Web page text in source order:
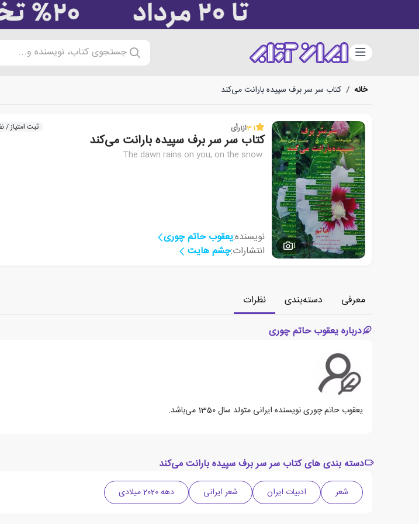
دسته‌بندی جستجوی کتاب، نویسنده و...
خانه / کتاب سر سر برف سپیده بارانت می‌کند
1
3.1از1رأی ثبت امتیاز /
کتاب سر سر برف سپیده بارانت می‌کند
The dawn rains on you, on the snow.
نویسنده:یعقوب حاتم چوری
انتشارات:چشم هایت
معرفی دسته‌بندی
نظرات
درباره یعقوب حاتم چوری
یعقوب حاتم چوری نویسنده ایرانی متولد سال 1350 می‌باشد.
دسته بندی های کتاب سر سر برف سپیده بارانت می‌کند
شعر ادبیات ایران شعر ایرانی دهه 2020 میلادی